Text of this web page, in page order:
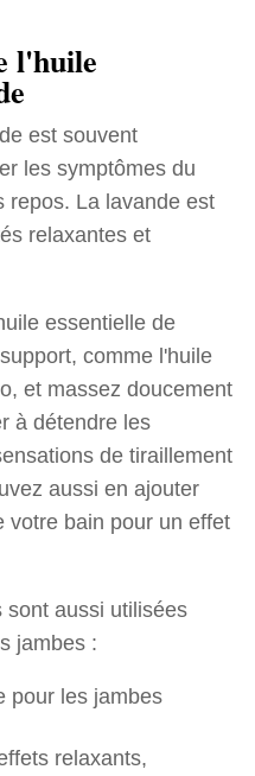
l'huile
est souvent
les symptômes du
repos. La lavande est
relaxantes et
essentielle de
comme l'huile
et massez doucement
à détendre les
de tiraillement
aussi en ajouter
votre bain pour un effet
sont aussi utilisées
jambes :
pour les jambes
relaxants,